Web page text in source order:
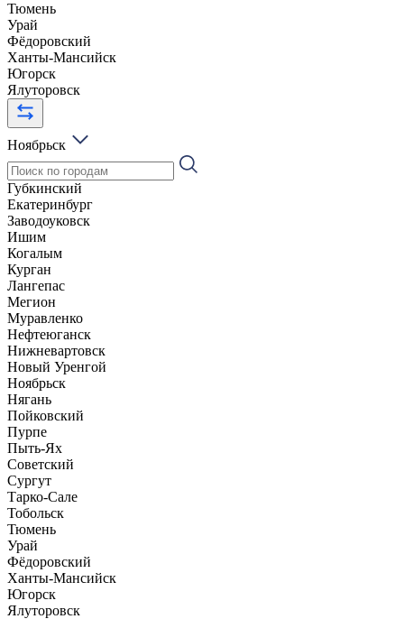
Тюмень
Урай
Фёдоровский
Ханты-Мансийск
Югорск
Ялуторовск
Ноябрьск
Губкинский
Екатеринбург
Заводоуковск
Ишим
Когалым
Курган
Лангепас
Мегион
Муравленко
Нефтеюганск
Нижневартовск
Новый Уренгой
Ноябрьск
Нягань
Пойковский
Пурпе
Пыть-Ях
Советский
Сургут
Тарко-Сале
Тобольск
Тюмень
Урай
Фёдоровский
Ханты-Мансийск
Югорск
Ялуторовск